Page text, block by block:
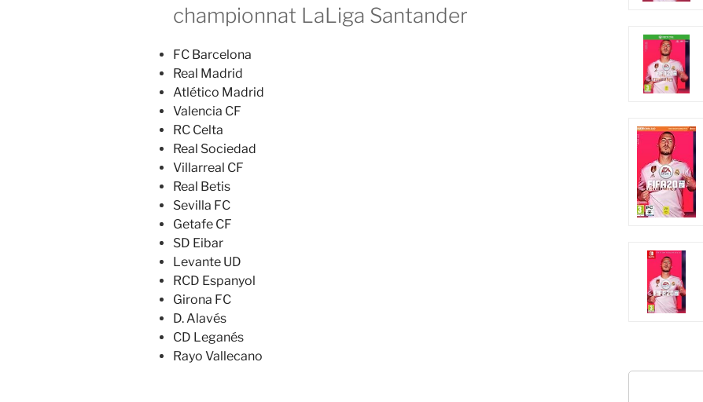
championnat LaLiga Santander
FC Barcelona
Real Madrid
Atlético Madrid
Valencia CF
RC Celta
Real Sociedad
Villarreal CF
Real Betis
Sevilla FC
Getafe CF
SD Eibar
Levante UD
RCD Espanyol
Girona FC
D. Alavés
CD Leganés
Rayo Vallecano